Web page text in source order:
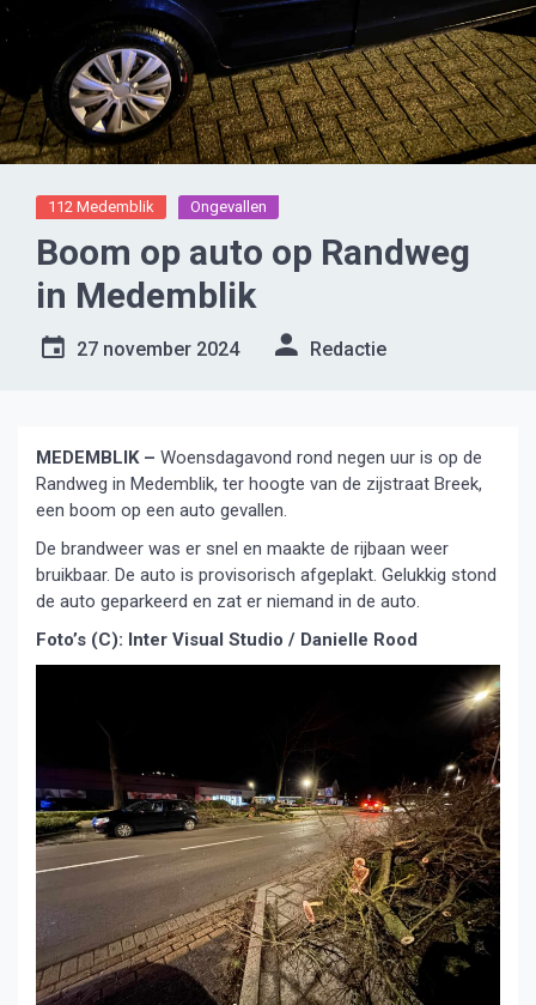
112 Medemblik Ongevallen
Boom op auto op Randweg
in Medemblik
27 november 2024 Redactie
MEDEMBLIK – Woensdagavond rond negen uur is op de
Randweg in Medemblik, ter hoogte van de zijstraat Breek,
een boom op een auto gevallen.
De brandweer was er snel en maakte de rijbaan weer
bruikbaar. De auto is provisorisch afgeplakt. Gelukkig stond
de auto geparkeerd en zat er niemand in de auto.
Foto’s (C): Inter Visual Studio / Danielle Rood